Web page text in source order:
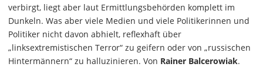
verbirgt, liegt aber laut Ermittlungsbehörden komplett im
Dunkeln. Was aber viele Medien und viele Politikerinnen und
Politiker nicht davon abhielt, reflexhaft über
„linksextremistischen Terror“ zu geifern oder von „russischen
Hintermännern“ zu halluzinieren. Von Rainer Balcerowiak.